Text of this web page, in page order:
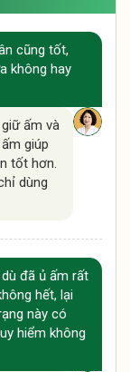
cũng tốt,
không hay
ấm và
giúp
tốt hơn.
dùng
đã ủ ấm rất
hết, lại
này có
hiểm không